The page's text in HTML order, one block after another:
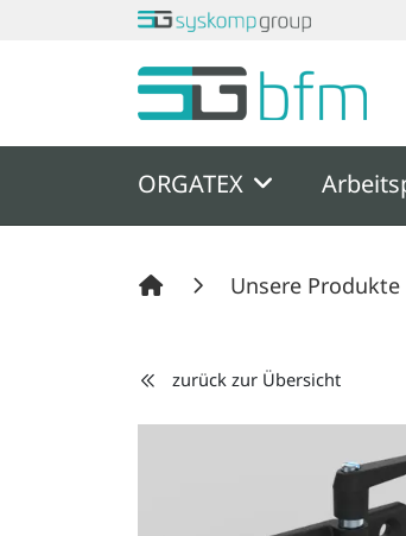
Springe zu Hauptinhalt Springe zum Header
ORGATEX
Unsere Produkte
zurück zur Übersicht